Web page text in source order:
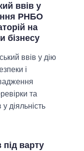
ввів у
РНБО
на
бізнесу
ввів у дію
і
та
діяльність
варту